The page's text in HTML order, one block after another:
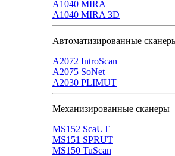
А1040 MIRA
A1040 MIRA 3D
Автоматизированные
А2072 IntroScan
А2075 SoNet
А2030 PLIMUT
Механизированные сканеры
MS152 SсaUT
MS151 SPRUT
MS150 TuScan